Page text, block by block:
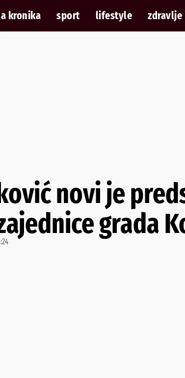
kronika sport lifestyle
novi je
grada